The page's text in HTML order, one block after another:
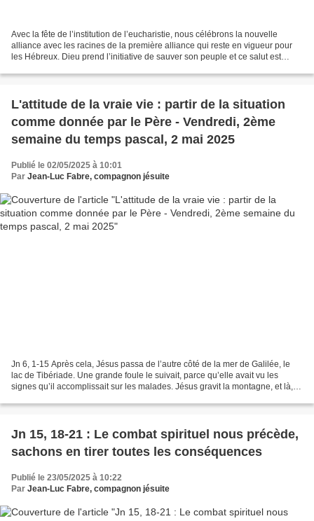
Avec la fête de l’institution de l’eucharistie, nous célébrons la nouvelle
alliance avec les racines de la première alliance qui reste en vigueur pour
les Hébreux. Dieu prend l’initiative de sauver son peuple et ce salut est
L'attitude de la vraie vie : partir de la situation
comme donnée par le Père - Vendredi, 2ème
semaine du temps pascal, 2 mai 2025
Publié le 02/05/2025 à 10:01
Par Jean-Luc Fabre, compagnon jésuite
Jn 6, 1-15 Après cela, Jésus passa de l’autre côté de la mer de Galilée, le
lac de Tibériade. Une grande foule le suivait, parce qu’elle avait vu les
signes qu’il accomplissait sur les malades. Jésus gravit la montagne, et là, il
Jn 15, 18-21 : Le combat spirituel nous précède,
sachons en tirer toutes les conséquences
Publié le 23/05/2025 à 10:22
Par Jean-Luc Fabre, compagnon jésuite